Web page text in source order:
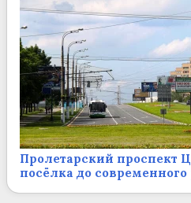
Пролетарский проспект
посёлка до современного